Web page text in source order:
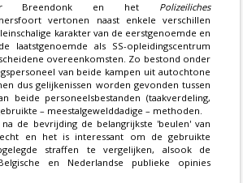
Breendonk en het Polizeiliches
vertonen naast enkele verschillen
karakter van de eerstgenoemde en
laatstgenoemde als SS-opleidingscentrum
overeenkomsten. Zo bestond onder
van beide kampen uit autochtone
dus gelijkenissen worden gevonden tussen
beide personeelsbestanden (taakverdeling,
– meestalgewelddadige – methoden.
de bevrijding de belangrijkste 'beulen' van
en het is interessant om de gebruikte
straffen te vergelijken, alsook de
en Nederlandse publieke opinies